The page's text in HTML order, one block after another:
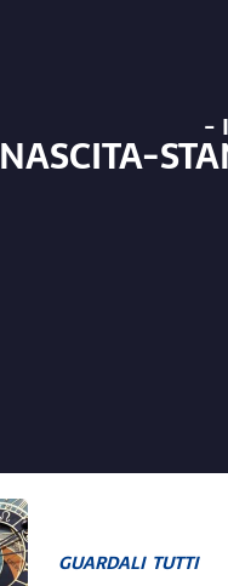
-
NASCITA-
GUARDALI TUTTI